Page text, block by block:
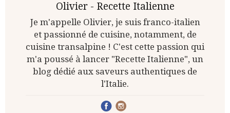
Olivier - Recette Italienne
Je m'appelle Olivier, je suis franco-italien
et passionné de cuisine, notamment, de
cuisine transalpine ! C'est cette passion qui
m'a poussé à lancer "Recette Italienne", un
blog dédié aux saveurs authentiques de
l'Italie.